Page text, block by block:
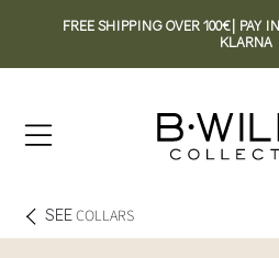
FREE SHIPPING OVER 100€| PAY
KLARNA
SEECOLLARS